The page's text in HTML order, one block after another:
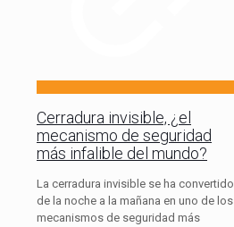
Cerradura invisible, ¿el
mecanismo de seguridad
más infalible del mundo?
La cerradura invisible se ha convertido
de la noche a la mañana en uno de los
mecanismos de seguridad más